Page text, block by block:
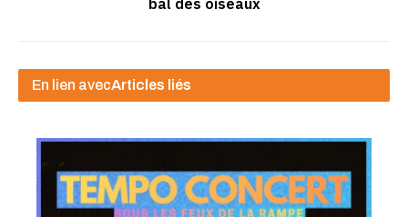
bal des oiseaux
En lien avecArticles liés